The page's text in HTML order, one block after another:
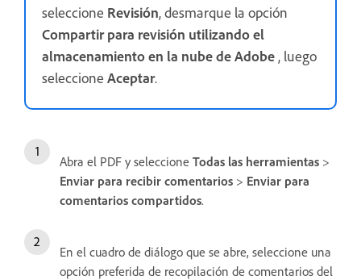
seleccione Revisión, desmarque la opción
Compartir para revisión utilizando el
almacenamiento en la nube de Adobe , luego
seleccione Aceptar.
Abra el PDF y seleccione Todas las herramientas >
Enviar para recibir comentarios > Enviar para
comentarios compartidos.
En el cuadro de diálogo que se abre, seleccione una
opción preferida de recopilación de comentarios del